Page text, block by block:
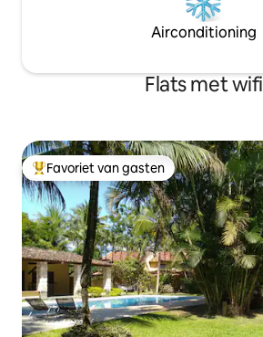
Airconditioning
Flats met wifi
Topfavoriet van gasten
Favoriet van gasten